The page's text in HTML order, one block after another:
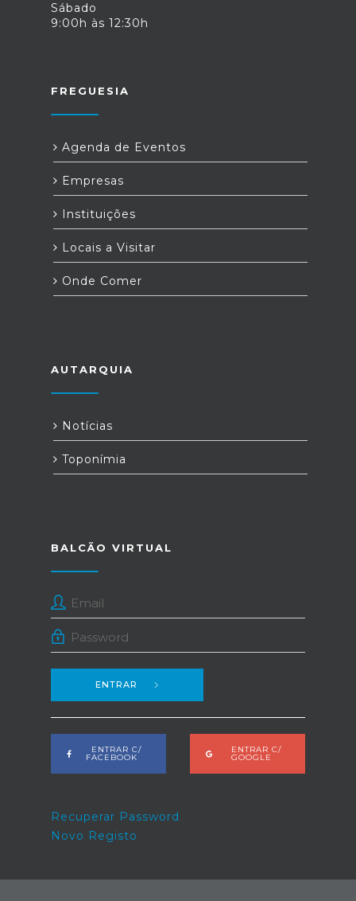
Sábado
9:00h às 12:30h
FREGUESIA
Agenda de Eventos
Empresas
Instituições
Locais a Visitar
Onde Comer
AUTARQUIA
Notícias
Toponímia
BALCÃO VIRTUAL
ENTRAR
ENTRAR C/
FACEBOOK
ENTRAR C/
GOOGLE
Recuperar Password
Novo Registo